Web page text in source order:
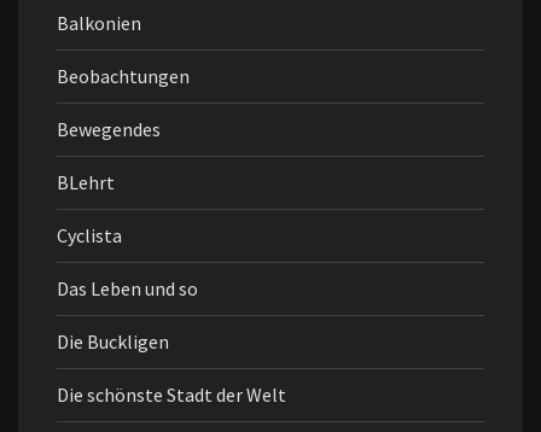
Balkonien
Beobachtungen
Bewegendes
BLehrt
Cyclista
Das Leben und so
Die Buckligen
Die schönste Stadt der Welt